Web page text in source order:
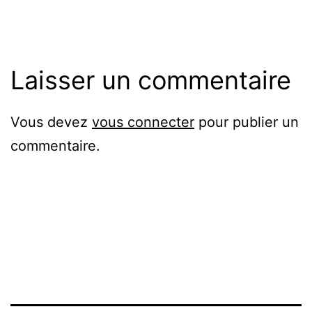
Laisser un commentaire
Vous devez vous connecter pour publier un
commentaire.